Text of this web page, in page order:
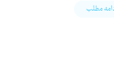
مطلب